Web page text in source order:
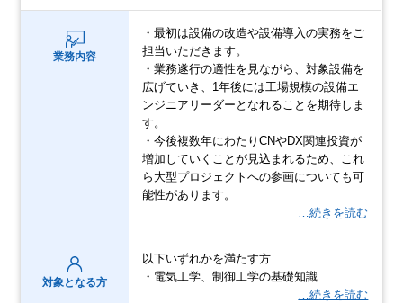
業務内容
・最初は設備の改造や設備導入の実務をご
担当いただきます。
・業務遂行の適性を見ながら、対象設備を
広げていき、1年後には工場規模の設備エ
ンジニアリーダーとなれることを期待しま
す。
・今後複数年にわたりCNやDX関連投資が
増加していくことが見込まれるため、これ
ら大型プロジェクトへの参画についても可
能性があります。
…続きを読む
対象となる方
以下いずれかを満たす方
・電気工学、制御工学の基礎知識
…続きを読む